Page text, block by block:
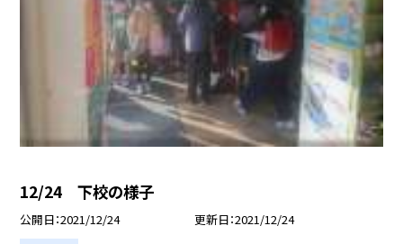
12/24 下校の様子
公開日 2021/12/24 更新日 2021/12/24